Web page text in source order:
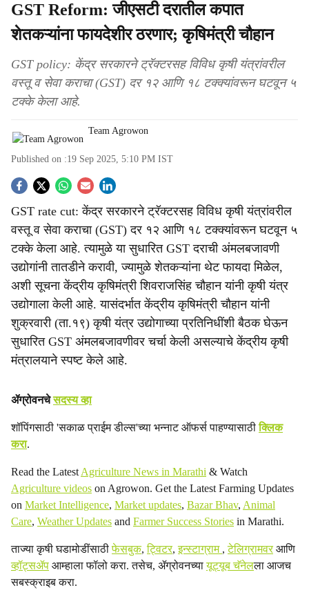
GST Reform: जीएसटी दरातील कपात
शेतकऱ्यांना फायदेशीर ठरणार; कृषिमंत्री चौहान
GST policy: केंद्र सरकारने ट्रॅक्टरसह विविध कृषी यंत्रांवरील
वस्तू व सेवा कराचा (GST) दर १२ आणि १८ टक्क्यांवरून घटवून ५
टक्के केला आहे.
Team Agrowon
Published on :19 Sep 2025, 5:10 PM IST
S
o
c
i
a
l
s
r
e
GST rate cut: केंद्र सरकारने ट्रॅक्टरसह विविध कृषी यंत्रांवरील
वस्तू व सेवा कराचा (GST) दर १२ आणि १८ टक्क्यांवरून घटवून ५
टक्के केला आहे. त्यामुळे या सुधारित GST दराची अंमलबजावणी
उद्योगांनी तातडीने करावी, ज्यामुळे शेतकऱ्यांना थेट फायदा मिळेल,
अशी सूचना केंद्रीय कृषिमंत्री शिवराजसिंह चौहान यांनी कृषी यंत्र
उद्योगाला केली आहे. यासंदर्भात केंद्रीय कृषिमंत्री चौहान यांनी
शुक्रवारी (ता.१९) कृषी यंत्र उद्योगाच्या प्रतिनिधींशी बैठक घेऊन
सुधारित GST अंमलबजावणीवर चर्चा केली असल्याचे केंद्रीय कृषी
मंत्रालयाने स्पष्ट केले आहे.
ॲग्रोवनचेसदस्य व्हा
शॉपिंगसाठी 'सकाळ प्राईम डील्स'च्या भन्नाट ऑफर्स पाहण्यासाठीक्लिक
करा.
Read the Latest Agriculture News in Marathi & Watch
Agriculture videos on Agrowon. Get the Latest Farming Updates
on Market Intelligence, Market updates, Bazar Bhav, Animal
Care, Weather Updates and Farmer Success Stories in Marathi.
ताज्या कृषी घडामोडींसाठीफेसबुक,ट्विटर,इन्स्टाग्राम ,टेलिग्रामवरआणि
व्हॉट्सॲप आम्हाला फॉलो करा. तसेच, ॲग्रोवनच्यायूट्यूब चॅनेलला आजच
सबस्क्राइब करा.